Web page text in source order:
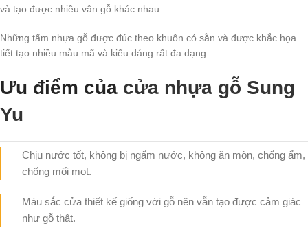
và tạo được nhiều vân gỗ khác nhau.
Những tấm nhựa gỗ được đúc theo khuôn có sẵn và được khắc họa
tiết tạo nhiều mẫu mã và kiểu dáng rất đa dạng.
Ưu điểm của cửa nhựa gỗ Sung
Yu
Chịu nước tốt, không bị ngấm nước, không ăn mòn, chống ẩm,
chống mối mọt.
Màu sắc cửa thiết kế giống với gỗ nên vẫn tạo được cảm giác
như gỗ thật.